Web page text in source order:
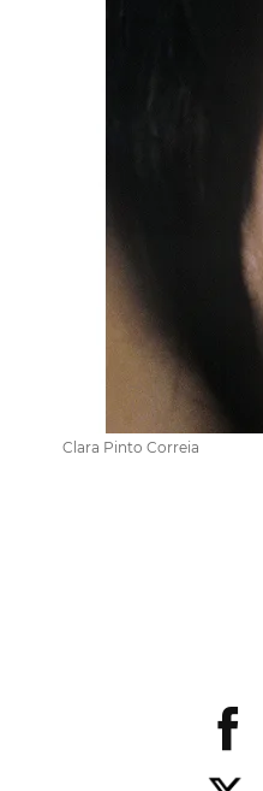
Clara Pinto Correia